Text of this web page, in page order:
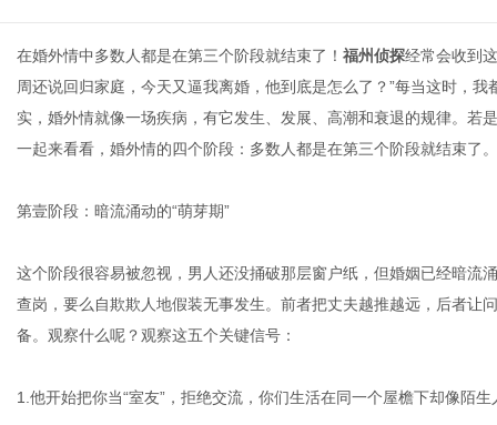
在婚外情中多数人都是在第三个阶段就结束了！ 福州侦探经常会收到
周还说回归家庭，今天又逼我离婚，他到底是怎么了？”每当这时，
实，婚外情就像一场疾病，有它发生、发展、高潮和衰退的规律。若
一起来看看，婚外情的四个阶段：多数人都是在第三个阶段就结束了。
第壹阶段：暗流涌动的“萌芽期”
这个阶段很容易被忽视，男人还没捅破那层窗户纸，但婚姻已经暗流
查岗，要么自欺欺人地假装无事发生。前者把丈夫越推越远，后者让
备。观察什么呢？观察这五个关键信号：
1.他开始把你当“室友”，拒绝交流，你们生活在同一个屋檐下却像陌生